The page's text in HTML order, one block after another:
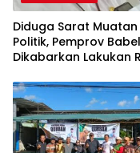
‎Diduga Sarat Muatan
Politik, Pemprov Babel
Dikabarkan Lakukan